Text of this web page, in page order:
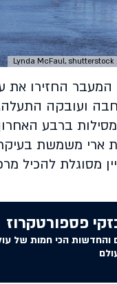
דמי המעבר החזירו
ועובקה
ברבע
ארי משמשת
מסוגלת להכיל
פספורטקרוז
והחדשות הכי חמות של